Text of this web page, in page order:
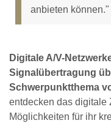
anbieten können."
Digitale A/V-
Signalübertragung
Schwerpunktthema
entdecken das digitale
Möglichkeiten für ihr